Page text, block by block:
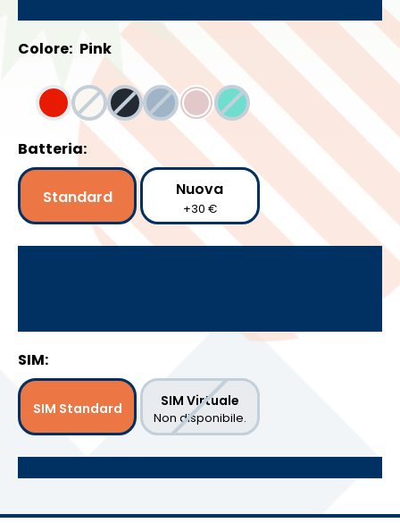
Colore: Pink
Batteria:
Standard Nuova
+30 €
SIM:
SIM Standard SIM Virtuale
Non disponibile.